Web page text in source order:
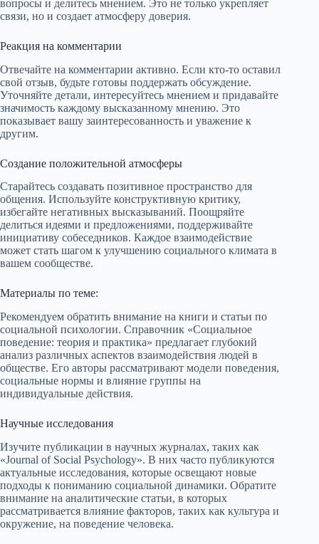
вопросы и делитесь мнением. Это не только укрепляет
связи, но и создает атмосферу доверия.
Реакция на комментарии
Отвечайте на комментарии активно. Если кто-то оставил
свой отзыв, будьте готовы поддержать обсуждение.
Уточняйте детали, интересуйтесь мнением и придавайте
значимость каждому высказанному мнению. Это
показывает вашу заинтересованность и уважение к
другим.
Создание положительной атмосферы
Старайтесь создавать позитивное пространство для
общения. Используйте конструктивную критику,
избегайте негативных высказываний. Поощряйте
делиться идеями и предложениями, поддерживайте
инициативу собеседников. Каждое взаимодействие
может стать шагом к улучшению социального климата в
вашем сообществе.
Материалы по теме:
Рекомендуем обратить внимание на книги и статьи по
социальной психологии. Справочник «Социальное
поведение: теория и практика» предлагает глубокий
анализ различных аспектов взаимодействия людей в
обществе. Его авторы рассматривают модели поведения,
социальные нормы и влияние группы на
индивидуальные действия.
Научные исследования
Изучите публикации в научных журналах, таких как
«Journal of Social Psychology». В них часто публикуются
актуальные исследования, которые освещают новые
подходы к пониманию социальной динамики. Обратите
внимание на аналитические статьи, в которых
рассматривается влияние факторов, таких как культура и
окружение, на поведение человека.